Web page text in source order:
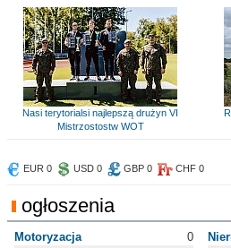
Nasi terytorialsi najlepszą drużyn VI
Mistrzostostw WOT
EUR 0 USD 0 GBP 0 CHF 0
ogłoszenia
Motoryzacja 0